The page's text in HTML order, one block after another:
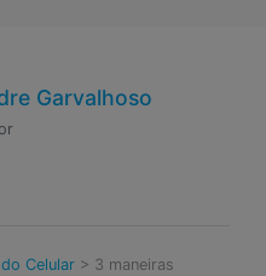
Garvalhoso
Celular > 3 maneiras